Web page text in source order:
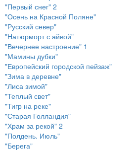
"Первый снег" 2
"Осень на Красной Поляне"
"Русский север"
"Натюрморт с айвой"
"Вечернее настроение" 1
"Мамины дубки"
"Европейский городской пейзаж"
"Зима в деревне"
"Лиса зимой"
"Теплый свет"
"Тигр на реке"
"Старая Голландия"
"Храм за рекой" 2
"Полдень. Июль"
"Берега"